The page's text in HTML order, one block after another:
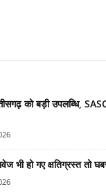
को बड़ी उपलब्धि,
भी हो गए क्षतिग्रस्त तो